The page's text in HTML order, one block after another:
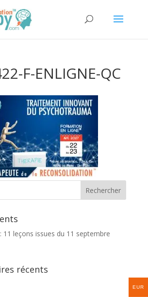
F-ENLIGNE-QC
11 leçons issues du 11 septembre
récents
EUR